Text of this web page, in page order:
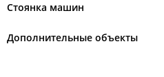
Стоянка машин
Дополнительные объекты